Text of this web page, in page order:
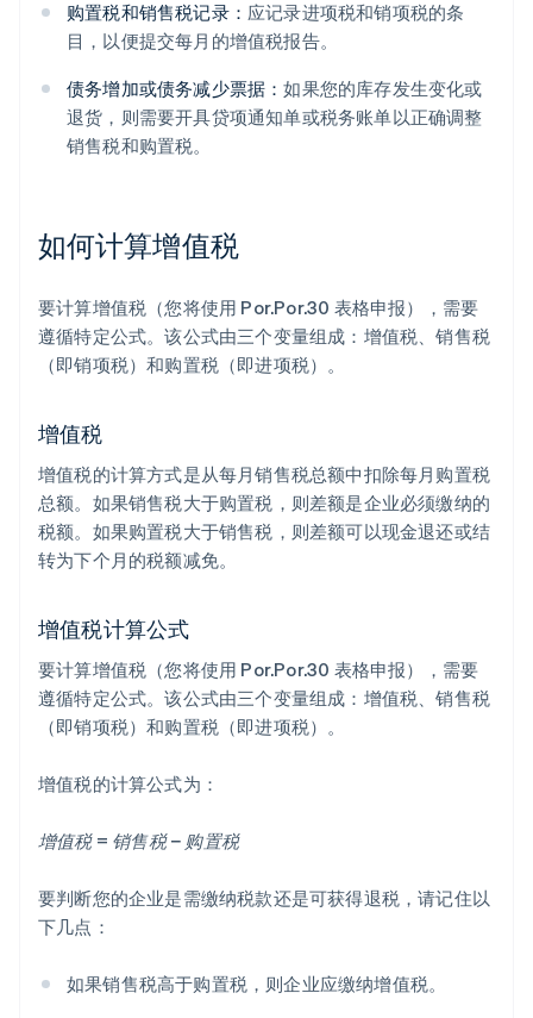
购置税和销售税记录： 应记录进项税和销项税的条
目，以便提交每月的增值税报告。
债务增加或债务减少票据：如果您的库存发生变化或
退货，则需要开具贷项通知单或税务账单以正确调整
销售税和购置税。
如何计算增值税
要计算增值税（您将使用 Por.Por.30 表格申报），需要
遵循特定公式。该公式由三个变量组成：增值税、销售税
（即销项税）和购置税（即进项税）。
增值税
增值税的计算方式是从每月销售税总额中扣除每月购置税
总额。如果销售税大于购置税，则差额是企业必须缴纳的
税额。如果购置税大于销售税，则差额可以现金退还或结
转为下个月的税额减免。
增值税计算公式
要计算增值税（您将使用 Por.Por.30 表格申报），需要
遵循特定公式。该公式由三个变量组成：增值税、销售税
（即销项税）和购置税（即进项税）。
增值税的计算公式为：
增值税 = 销售税 − 购置税
要判断您的企业是需缴纳税款还是可获得退税，请记住以
下几点：
如果销售税高于购置税，则企业应缴纳增值税。